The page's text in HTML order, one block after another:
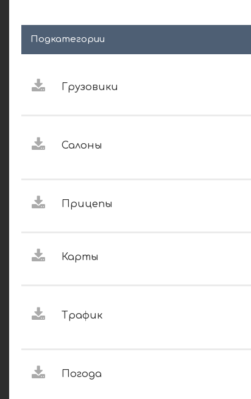
Подкатегории
Грузовики
Салоны
Прицепы
Карты
Трафик
Погода